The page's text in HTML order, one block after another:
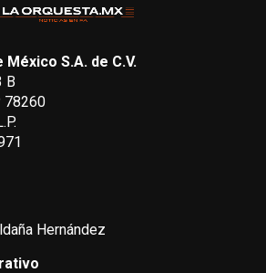
S.A. de C.V.
B
78260
Hernández